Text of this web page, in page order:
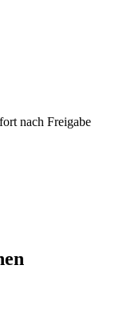
nach Freigabe